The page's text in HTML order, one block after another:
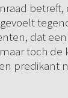
dat
toch
predikant